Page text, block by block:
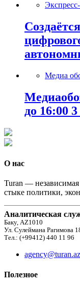
Медиа
до 16:00 3
О нас
Turan —
стыке политики,
Аналитическая
Баку, AZ1010
Ул. Сулеймана Рагимова
Тел.: (+99412) 440 11 96
agency@turan.az
Полезное